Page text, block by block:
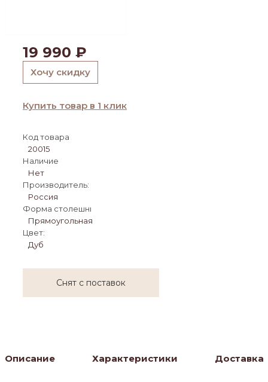
19 990 ₽
Хочу скидку
Купить товар в 1 клик
Код товара
20015
Наличие
Нет
Производитель:
Россия
Форма столешницы:
Прямоугольная
Цвет:
Дуб
Снят с поставок
Описание Характеристики Доставка